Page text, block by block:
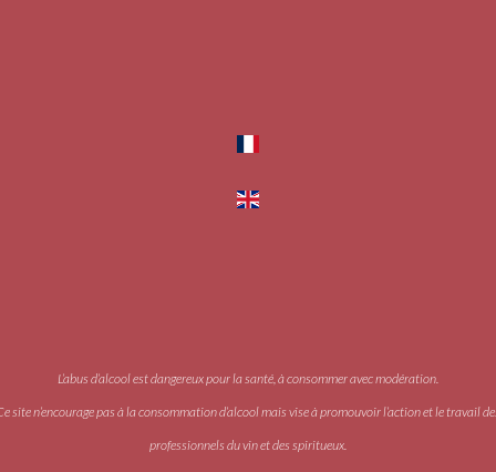
L’abus d’alcool est dangereux pour la santé, à consommer avec modération.
site n’encourage pas à la consommation d’alcool mais vise à promouvoir l’action et le travail
professionnels du vin et des spiritueux.